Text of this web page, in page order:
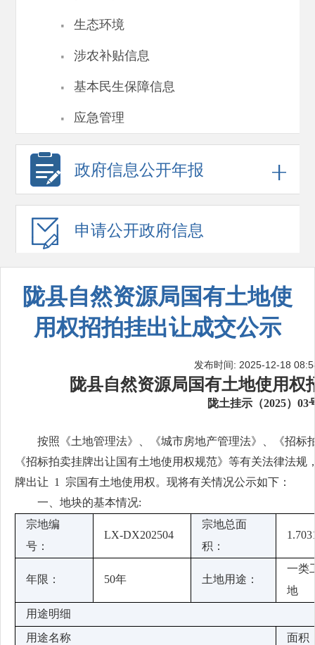
· 生态环境
· 涉农补贴信息
· 基本民生保障信息
· 应急管理
政府信息公开年报
申请公开政府信息
陇县自然资源局国有土地使
用权招拍挂出让成交公示
发布时间: 2025-12-18
陇县自然资源局国有土地使用权
陇土挂示（2025）03
按照《土地管理法》、《城市房地产管理法》、《招标
《招标拍卖挂牌出让国有土地使用权规范》等有关法律法
牌出让 1
宗国有土地使用权。现将有关情况公示如下：
一、地块的基本情况:
宗地编
号：
LX-DX202504
宗地总面
积：
年限： 50年 土地用途：
一类
地
用途明细
用途名称
面积